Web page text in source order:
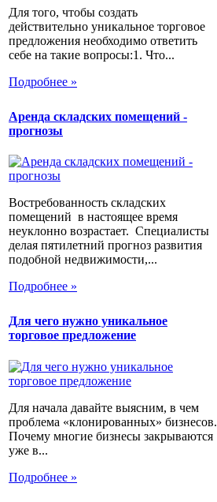
Для того, чтобы создать
действительно уникальное торговое
предложения необходимо ответить
себе на такие вопросы:1. Что...
Подробнее »
Аренда складских помещений -
прогнозы
Востребованность складских
помещений в настоящее время
неуклонно возрастает. Специалисты
делая пятилетний прогноз развития
подобной недвижимости,...
Подробнее »
Для чего нужно уникальное
торговое предложение
Для начала давайте выясним, в чем
проблема «клонированных» бизнесов.
Почему многие бизнесы закрываются
уже в...
Подробнее »